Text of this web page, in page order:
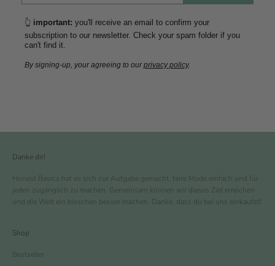
👆 important: you'll receive an email to confirm your
subscription to our newsletter. Check your spam folder if you
can't find it.
By signing-up, your agreeing to ourprivacy policy.
Danke dir!
Honest Basics hat es sich zur Aufgabe gemacht, faire Mode einfach und für
jeden zugänglich zu machen. Gemeinsam können wir dieses Ziel erreichen
und die Welt ein bisschen besser machen. Danke, dass du bei uns einkaufst!
Shop
Bestseller